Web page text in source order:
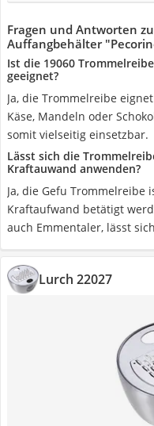
Fragen und Antworten
Auffangbehälter
Ist die 19060
geeignet?
Ja, die Trommelreibe
Käse, Mandeln oder
somit vielseitig einsetzbar.
Lässt sich die
Kraftauwand anwenden?
Ja, die Gefu Trommelreibe
Kraftaufwand betätigt
auch Emmentaler, lässt
Lurch 22027